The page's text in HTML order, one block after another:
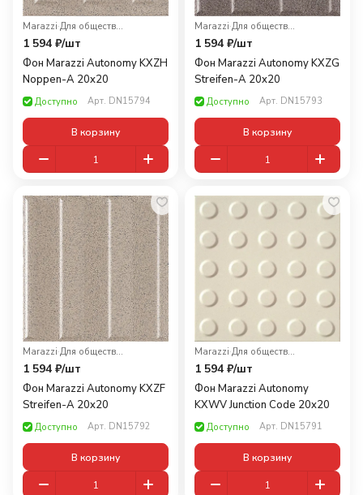
Marazzi· Для общественных помещений
1 594 ₽/шт
Фон Marazzi Autonomy KXZH
Noppen-A 20x20
Доступно Арт. DN15794
В корзину
Marazzi· Для общественных помещений
1 594 ₽/шт
Фон Marazzi Autonomy KXZG
Streifen-A 20x20
Доступно Арт. DN15793
В корзину
Marazzi· Для общественных помещений
1 594 ₽/шт
Фон Marazzi Autonomy KXZF
Streifen-A 20x20
Доступно Арт. DN15792
В корзину
Marazzi· Для общественных помещений
1 594 ₽/шт
Фон Marazzi Autonomy
KXWV Junction Code 20x20
Доступно Арт. DN15791
В корзину